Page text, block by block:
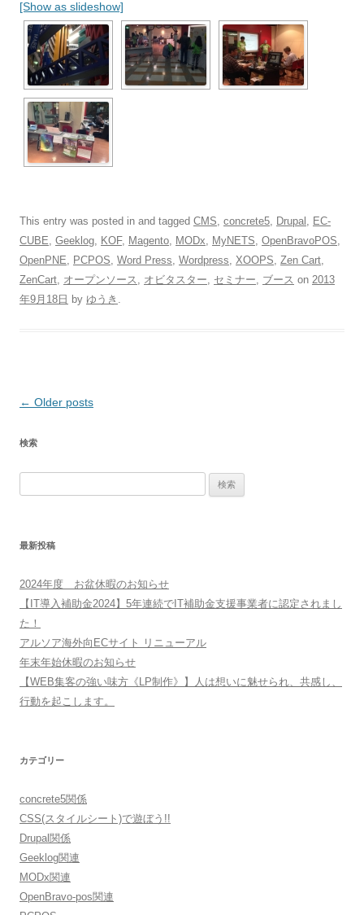
[Show as slideshow]
This entry was posted in and tagged CMS, concrete5, Drupal , EC-
CUBE, Geeklog, KOF, Magento, MODx, MyNETS, OpenBravoPOS,
OpenPNE, PCPOS, Word Press, Wordpress, XOOPS, Zen Cart,
ZenCart, オープンソース , オビタスター, セミナー, ブース on 2013
年9月18日 by ゆうき .
Post
← Older posts
検索
最新投稿
2024年度 お盆休暇のお知らせ
【IT導入補助金2024】5年連続でIT補助金支援事業者に認定されまし
た！
アルソア海外向ECサイト リニューアル
年末年始休暇のお知らせ
【WEB集客の強い味方《LP制作》】人は想いに魅せられ、共感し、
行動を起こします。
カテゴリー
concrete5関係
CSS(スタイルシート)で遊ぼう!!
Drupal関係
Geeklog関連
MODx関連
OpenBravo-pos関連